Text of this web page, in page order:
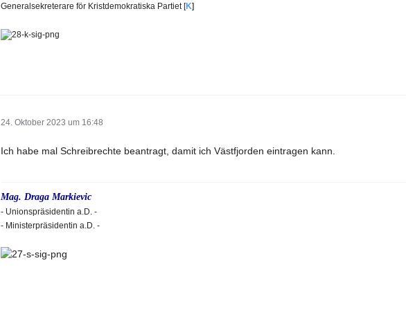
Generalsekreterare för Kristdemokratiska Partiet [K]
24. Oktober 2023 um 16:48
Ich habe mal Schreibrechte beantragt, damit ich Västfjorden eintragen kann.
Mag. Draga Markievic
- Unionspräsidentin a.D. -
- Ministerpräsidentin a.D. -